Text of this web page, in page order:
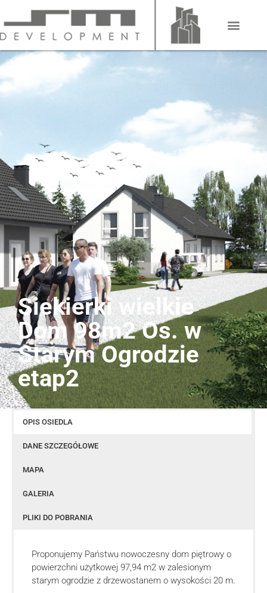
Siekierki wielkie
Dom 98m2 Os. w
Starym Ogrodzie
etap2
OPIS OSIEDLA
DANE SZCZEGÓŁOWE
MAPA
GALERIA
PLIKI DO POBRANIA
Proponujemy Państwu nowoczesny dom piętrowy o
powierzchni użytkowej 97,94 m2 w zalesionym
starym ogrodzie z drzewostanem o wysokości 20 m.